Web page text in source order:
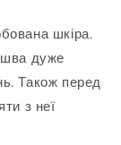
шкіра.
дуже
Також перед
з неї